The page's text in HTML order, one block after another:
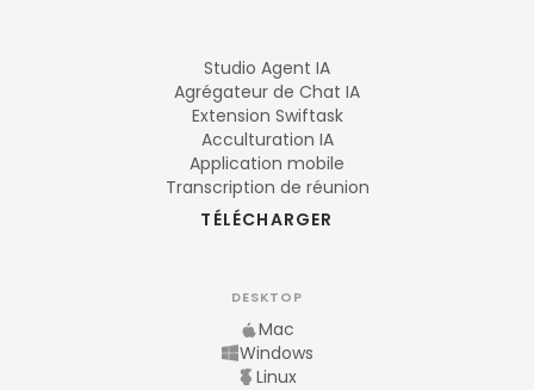
Studio Agent IA
Agrégateur de Chat IA
Extension Swiftask
Acculturation IA
Application mobile
Transcription de réunion
TÉLÉCHARGER
DESKTOP
Mac
Windows
Linux